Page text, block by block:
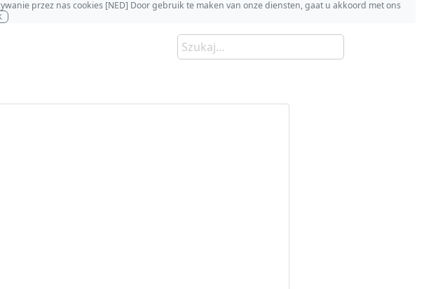
przez nas cookies [NED] Door gebruik te maken van onze diensten, gaat u akkoord met ons